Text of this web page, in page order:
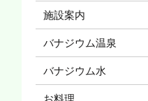
施設案内
バナジウム温泉
バナジウム水
お料理